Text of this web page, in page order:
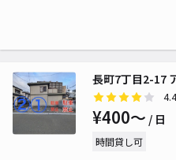
長町7丁目2-17
4.4
¥400〜 / 日
時間貸し可